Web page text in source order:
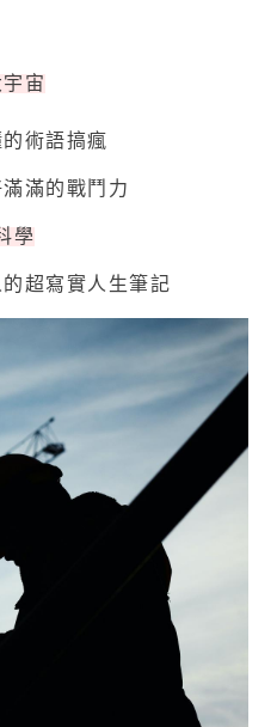
宙
術語搞瘋
滿的戰鬥力
學
超寫實人生筆記